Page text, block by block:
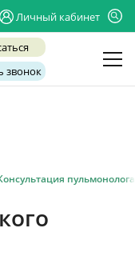
Личный кабинет
звонок
пульмонолога